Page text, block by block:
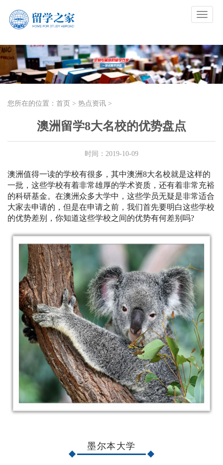
您所在的位置： 首页 > 热点资讯 >
澳洲留学8大名校的优势盘点
时间： 2019-10-09
澳洲值得一读的学校有很多，其中澳洲8大名校就是这样的
一批，这些学校有着非常雄厚的学术资质，还有着非常充裕
的科研基金。在澳洲众多大学中，这些学员无疑是非常适合
大家去申请的，但是在申请之前，我们首先要明白这些学校
的优势差别，你知道这些学校之间的优势有何差别吗?
墨尔本大学